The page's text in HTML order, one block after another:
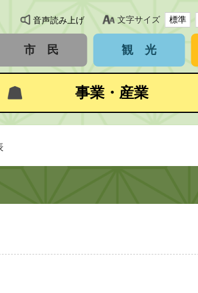
音声読み上げ 文字サイズ 標準
市 民 観 光
事業・産業